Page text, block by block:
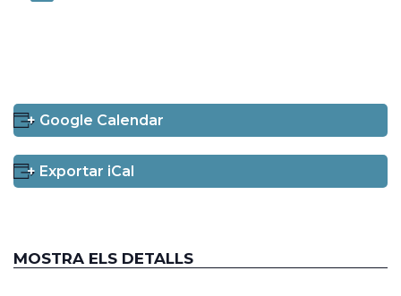
+ Google Calendar
+ Exportar iCal
MOSTRA ELS DETALLS